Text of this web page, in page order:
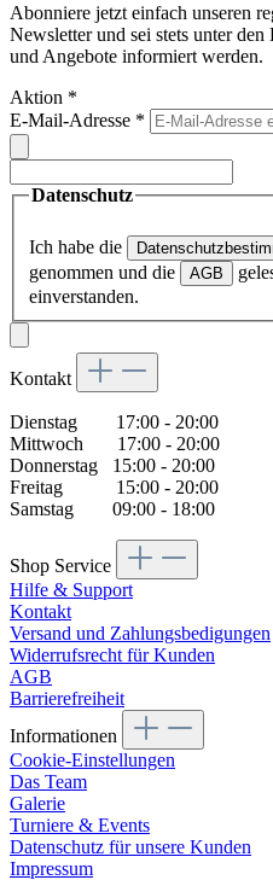
Abonniere jetzt einfach unseren
Newsletter und sei stets unter
und Angebote informiert werden.
Aktion *
E-Mail-Adresse *
Datenschutz
Ich habe die
genommen und die
AGB
einverstanden.
Kontakt
Dienstag 17:00 - 20:00
Mittwoch 17:00 - 20:00
Donnerstag 15:00 - 20:00
Freitag 15:00 - 20:00
Samstag 09:00 - 18:00
Shop Service
Hilfe & Support
Kontakt
Versand und Zahlungsbedigungen
Widerrufsrecht für Kunden
AGB
Barrierefreiheit
Informationen
Cookie-Einstellungen
Das Team
Galerie
Turniere & Events
Datenschutz für unsere Kunden
Impressum